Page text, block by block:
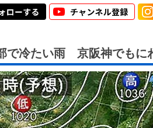
で冷たい雨 京阪神でもに